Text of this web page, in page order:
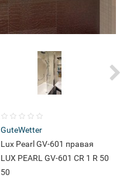
GuteWetter
Lux Pearl GV-601 правая
LUX PEARL GV-601 CR 1 R 50
50